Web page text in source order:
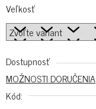
Veľkosť
Dostupnosť
MOŽNOSTI DORUČENIA
Kód: